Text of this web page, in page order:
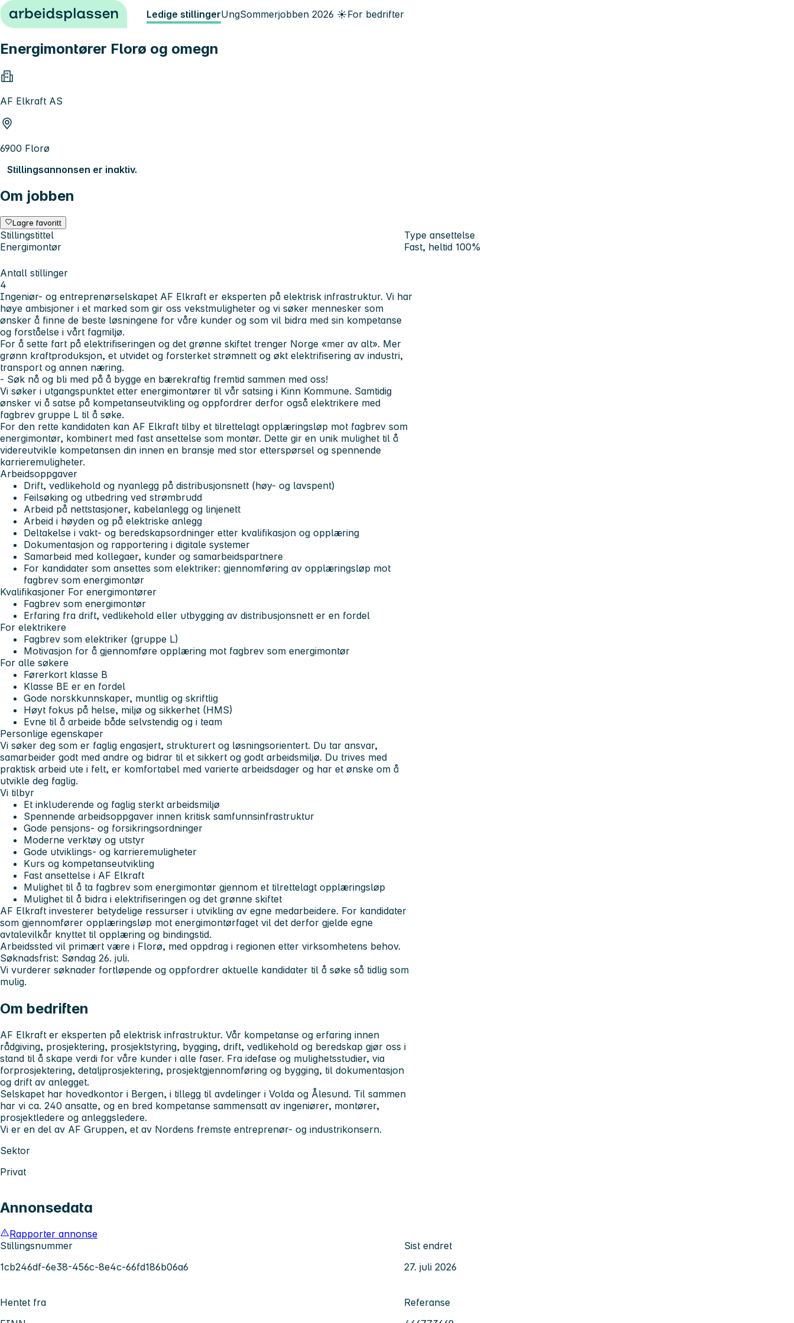
Hopp til innhold Ledige stillingerUngSommerjobben 2026 ☀️For bedrifter
Energimontører Florø og omegn
AF Elkraft AS
6900 Florø
Stillingsannonsen er inaktiv.
Om jobben
Lagre favoritt
Stillingstittel
Energimontør
Type ansettelse
Fast, heltid 100%
Antall stillinger
4
Ingeniør- og entreprenørselskapet AF Elkraft er eksperten på elektrisk infrastruktur. Vi har
høye ambisjoner i et marked som gir oss vekstmuligheter og vi søker mennesker som
ønsker å finne de beste løsningene for våre kunder og som vil bidra med sin kompetanse
og forståelse i vårt fagmiljø.
For å sette fart på elektrifiseringen og det grønne skiftet trenger Norge «mer av alt». Mer
grønn kraftproduksjon, et utvidet og forsterket strømnett og økt elektrifisering av industri,
transport og annen næring.
- Søk nå og bli med på å bygge en bærekraftig fremtid sammen med oss!
Vi søker i utgangspunktet etter energimontører til vår satsing i Kinn Kommune. Samtidig
ønsker vi å satse på kompetanseutvikling og oppfordrer derfor også elektrikere med
fagbrev gruppe L til å søke.
For den rette kandidaten kan AF Elkraft tilby et tilrettelagt opplæringsløp mot fagbrev som
energimontør, kombinert med fast ansettelse som montør. Dette gir en unik mulighet til å
videreutvikle kompetansen din innen en bransje med stor etterspørsel og spennende
karrieremuligheter.
Arbeidsoppgaver
Drift, vedlikehold og nyanlegg på distribusjonsnett (høy- og lavspent)
Feilsøking og utbedring ved strømbrudd
Arbeid på nettstasjoner, kabelanlegg og linjenett
Arbeid i høyden og på elektriske anlegg
Deltakelse i vakt- og beredskapsordninger etter kvalifikasjon og opplæring
Dokumentasjon og rapportering i digitale systemer
Samarbeid med kollegaer, kunder og samarbeidspartnere
For kandidater som ansettes som elektriker: gjennomføring av opplæringsløp mot
fagbrev som energimontør
Kvalifikasjoner For energimontører
Fagbrev som energimontør
Erfaring fra drift, vedlikehold eller utbygging av distribusjonsnett er en fordel
For elektrikere
Fagbrev som elektriker (gruppe L)
Motivasjon for å gjennomføre opplæring mot fagbrev som energimontør
For alle søkere
Førerkort klasse B
Klasse BE er en fordel
Gode norskkunnskaper, muntlig og skriftlig
Høyt fokus på helse, miljø og sikkerhet (HMS)
Evne til å arbeide både selvstendig og i team
Personlige egenskaper
Vi søker deg som er faglig engasjert, strukturert og løsningsorientert. Du tar ansvar,
samarbeider godt med andre og bidrar til et sikkert og godt arbeidsmiljø. Du trives med
praktisk arbeid ute i felt, er komfortabel med varierte arbeidsdager og har et ønske om å
utvikle deg faglig.
Vi tilbyr
Et inkluderende og faglig sterkt arbeidsmiljø
Spennende arbeidsoppgaver innen kritisk samfunnsinfrastruktur
Gode pensjons- og forsikringsordninger
Moderne verktøy og utstyr
Gode utviklings- og karrieremuligheter
Kurs og kompetanseutvikling
Fast ansettelse i AF Elkraft
Mulighet til å ta fagbrev som energimontør gjennom et tilrettelagt opplæringsløp
Mulighet til å bidra i elektrifiseringen og det grønne skiftet
AF Elkraft investerer betydelige ressurser i utvikling av egne medarbeidere. For kandidater
som gjennomfører opplæringsløp mot energimontørfaget vil det derfor gjelde egne
avtalevilkår knyttet til opplæring og bindingstid.
Arbeidssted vil primært være i Florø, med oppdrag i regionen etter virksomhetens behov.
Søknadsfrist: Søndag 26. juli.
Vi vurderer søknader fortløpende og oppfordrer aktuelle kandidater til å søke så tidlig som
mulig.
Om bedriften
AF Elkraft er eksperten på elektrisk infrastruktur. Vår kompetanse og erfaring innen
rådgiving, prosjektering, prosjektstyring, bygging, drift, vedlikehold og beredskap gjør oss i
stand til å skape verdi for våre kunder i alle faser. Fra idefase og mulighetsstudier, via
forprosjektering, detaljprosjektering, prosjektgjennomføring og bygging, til dokumentasjon
og drift av anlegget.
Selskapet har hovedkontor i Bergen, i tillegg til avdelinger i Volda og Ålesund. Til sammen
har vi ca. 240 ansatte, og en bred kompetanse sammensatt av ingeniører, montører,
prosjektledere og anleggsledere.
Vi er en del av AF Gruppen, et av Nordens fremste entreprenør- og industrikonsern.
Sektor
Privat
Annonsedata
Rapporter annonse
Stillingsnummer
1cb246df-6e38-456c-8e4c-66fd186b06a6
Sist endret
27. juli 2026
Hentet fra
Referanse